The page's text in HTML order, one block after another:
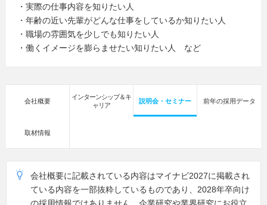
・実際の仕事内容を知りたい人
・年齢の近い先輩がどんな仕事をしているか知りたい人
・職場の雰囲気を少しでも知りたい人
・働くイメージを膨らませたい知りたい人 など
会社概要
インターンシップ＆キ
ャリア
説明会・セミナー 前年の採用データ
取材情報
会社概要に記載されている内容はマイナビ2027に掲載され
ている内容を一部抜粋しているものであり、2028年卒向け